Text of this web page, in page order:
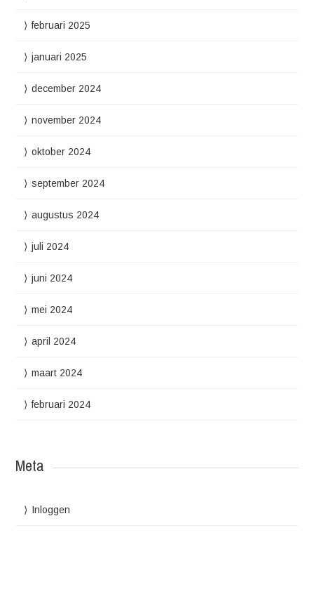
februari 2025
januari 2025
december 2024
november 2024
oktober 2024
september 2024
augustus 2024
juli 2024
juni 2024
mei 2024
april 2024
maart 2024
februari 2024
Meta
Inloggen